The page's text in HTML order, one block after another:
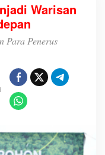
Warisan
Para Penerus